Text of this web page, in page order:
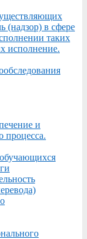
(надзор) в сфере
таких
исполнение.
и
процесса.